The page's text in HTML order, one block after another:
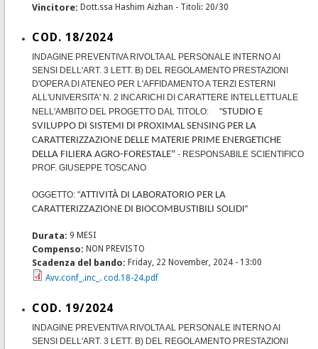
Vincitore:Dott.ssa Hashim Aizhan - Titoli: 20/30
COD. 18/2024
INDAGINE PREVENTIVA RIVOLTA AL PERSONALE INTERNO AI
SENSI DELL'ART. 3 LETT. B) DEL REGOLAMENTO PRESTAZIONI
D'OPERA DI ATENEO PER L'AFFIDAMENTO A TERZI ESTERNI
ALL'UNIVERSITA' N. 2 INCARICHI DI CARATTERE INTELLETTUALE
NELL'AMBITO DEL PROGETTO DAL TITOLO: "STUDIO E
SVILUPPO DI SISTEMI DI PROXIMAL SENSING PER LA
CARATTERIZZAZIONE DELLE MATERIE PRIME ENERGETICHE
DELLA FILIERA AGRO-FORESTALE" - RESPONSABILE SCIENTIFICO
PROF. GIUSEPPE TOSCANO
OGGETTO: "ATTIVITÀ DI LABORATORIO PER LA
CARATTERIZZAZIONE DI BIOCOMBUSTIBILI SOLIDI”
Durata: 9 MESI
Compenso:NON PREVISTO
Scadenza del bando:Friday, 22 November, 2024 - 13:00
Avv.conf_.inc_. cod.18-24.pdf
COD. 19/2024
INDAGINE PREVENTIVA RIVOLTA AL PERSONALE INTERNO AI
SENSI DELL'ART. 3 LETT. B) DEL REGOLAMENTO PRESTAZIONI